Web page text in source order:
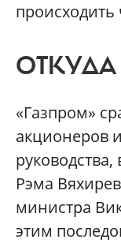
происходить
ОТКУДА
«Газпром»
акционеров
Рэма
министра
этим